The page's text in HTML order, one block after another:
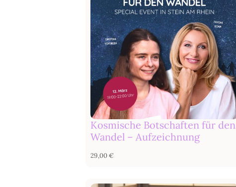
Kosmische Botschaften für den
Wandel – Aufzeichnung
29,00€